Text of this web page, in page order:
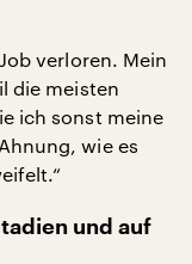
verloren. Mein
die meisten
ich sonst meine
wie es
und auf